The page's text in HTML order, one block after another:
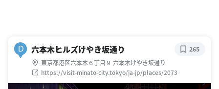
D 六本木ヒルズけやき坂通り
東京都港区六本木６丁目９ 六本木けやき坂通り
https://visit-minato-city.tokyo/ja-jp/places/2073
265